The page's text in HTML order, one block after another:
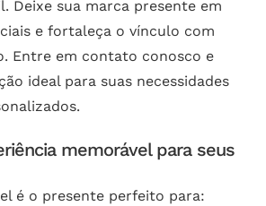
Deixe sua marca presente em
e fortaleça o vínculo com
Entre em contato conosco e
ideal para suas necessidades
memorável para seus
é o presente perfeito para: